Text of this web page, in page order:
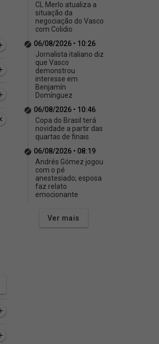
2 horas, 8 minutos
Muita classe! Jair acertou
94% dos passes nos dois
jogos contra o Fluminense
O gol de Puma
da torcida vascaína
CL Merlo atualiza a
situação da
negociação do Vasco
com Colidio
06/08/2026 • 10:26
Jornalista italiano diz
que Vasco
demonstrou
interesse em
Benjamín
Domínguez
06/08/2026 • 10:46
Copa do Brasil terá
novidade a partir das
quartas de finais
06/08/2026 • 08:19
Andrés Gómez jogou
com o pé
anestesiado; esposa
faz relato
emocionante
Ver mais